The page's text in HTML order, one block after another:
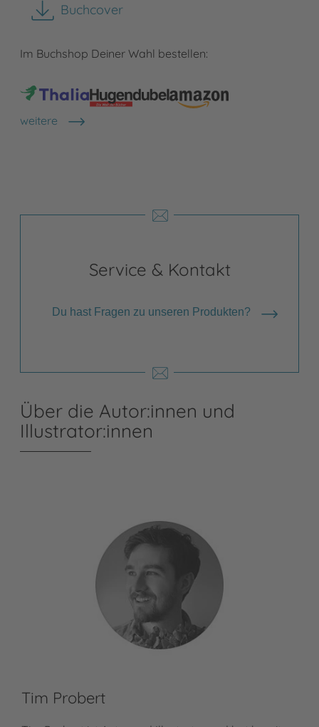
Buchcover
herunterladen
Im Buchshop Deiner Wahl bestellen:
weitere
Shops anzeigen
Service & Kontakt
Du hast Fragen zu unseren Produkten?
Über die Autor:innen und
Illustrator:innen
Tim Probert